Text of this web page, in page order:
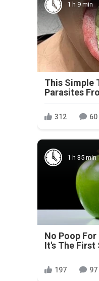
1 h 9 min
This Simple
Parasites
312 60
1 h 35 min
No Poop For
It's The First
197 97